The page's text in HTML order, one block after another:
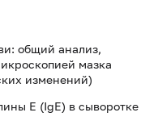
общий анализ,
мазка
изменений)
E (IgE) в сыворотке